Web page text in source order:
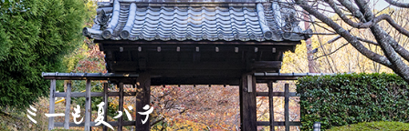
ミーも夏バテ